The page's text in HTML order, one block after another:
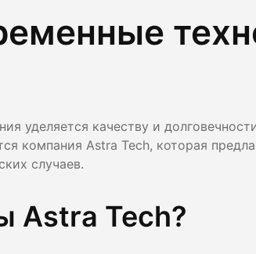
полости рта
вычет
уделяется качеству и
компания Astra Tech, которая
случаев.
Astra Tech?